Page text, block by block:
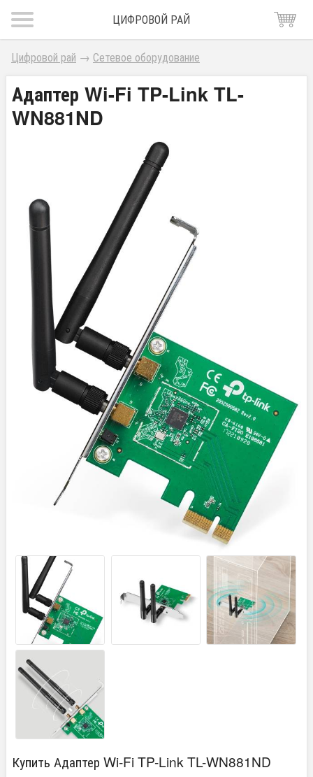
ЦИФРОВОЙ РАЙ
Цифровой рай → Сетевое оборудование
Адаптер Wi-Fi TP-Link TL-
WN881ND
Купить Адаптер Wi-Fi TP-Link TL-WN881ND